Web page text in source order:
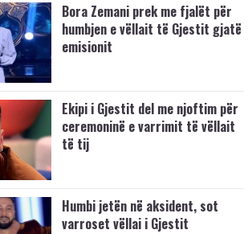
Bora Zemani prek me fjalët për
humbjen e vëllait të Gjestit gjatë
emisionit
Ekipi i Gjestit del me njoftim për
ceremoninë e varrimit të vëllait
të tij
Humbi jetën në aksident, sot
varroset vëllai i Gjestit